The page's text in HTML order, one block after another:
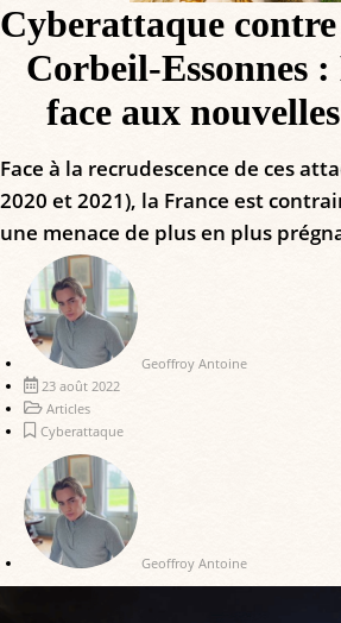
Cyberattaque
Corbeil-Essonnes
face aux
Face à la recrudescence de ces
2020 et 2021), la France est
une menace de plus en plus
Geoffroy Antoine
23 août 2022
Articles
Cyberattaque
Geoffroy Antoine